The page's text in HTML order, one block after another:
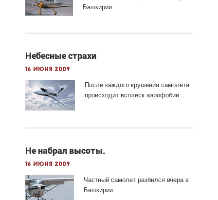
Башкирии
Небесные страхи
16 июня 2009
После каждого крушения самолета
происходит всплеск аэрофобии
Не набрал высоты.
16 июня 2009
Частный самолет разбился вчера в
Башкирии.